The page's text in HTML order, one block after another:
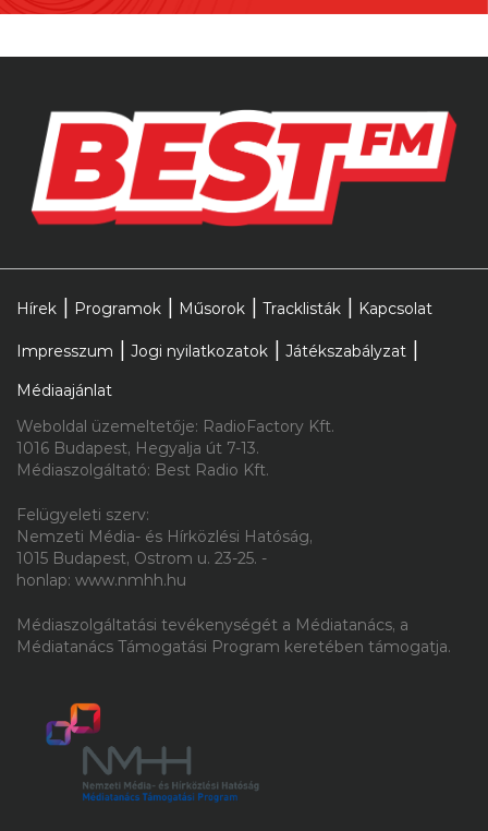
Az új James Bondnak teljesen
másnak kell lennie, mint Daniel
Craig
Magyar gyerekdal is segít kideríteni
mikor perdülünk táncra
2026.08.07. 10:00
„Hiszem, hogy ez több embert fog
elhozni a kereszténységhez
korábban” – 53 éves a JKSZ
Hírek Programok Műsorok Tracklisták Kapcsolat
Impresszum Jogi nyilatkozatok
Játékszabályzat
Médiaajánlat
Weboldal üzemeltetője: RadioFactory Kft.
1016 Budapest, Hegyalja út 7-13.
Médiaszolgáltató: Best Radio Kft.
Felügyeleti szerv:
Nemzeti Média- és Hírközlési Hatóság,
1015 Budapest, Ostrom u. 23-25. -
honlap: www.nmhh.hu
Médiaszolgáltatási tevékenységét a Médiatanács, a
Médiatanács Támogatási Program keretében támogatja.